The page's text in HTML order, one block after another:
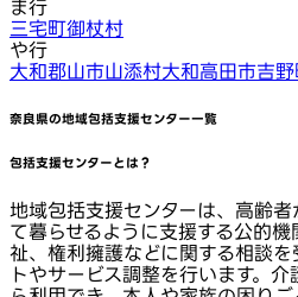
ま行
三宅町御杖村
や行
大和郡山市山添村大和高田市吉
奈良県の地域包括支援センター一覧
包括支援センターとは？
地域包括支援センターは、高齢
て暮らせるように支援する公的
祉、権利擁護などに関する相談
トやサービス調整を行います。